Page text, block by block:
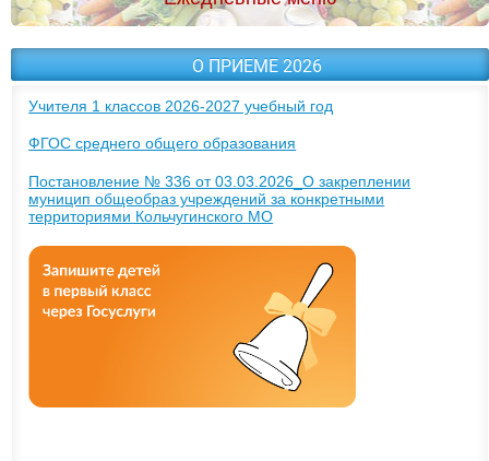
О ПРИЕМЕ 2026
Учителя 1 классов 2026-2027 учебный год
ФГОС среднего общего образования
Постановление № 336 от 03.03.2026_О закреплении
муницип общеобраз учреждений за конкретными
территориями Кольчугинского МО